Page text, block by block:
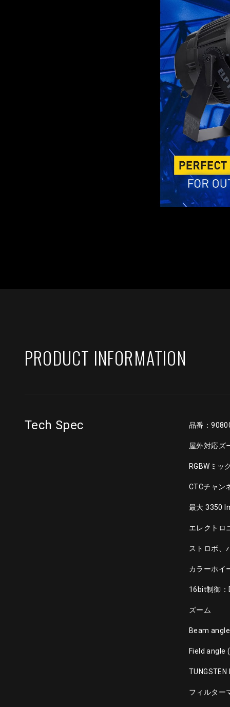
PRODUCT INFORMATION
Tech Spec 品番：
屋外対応ズ
RGBWミッ
CTCチャン
最大 3350
エレクトロ
ストロボ、
カラーホイ
16bit制御
ズーム
Beam
Field angle
TUNGSTEN
フィルター